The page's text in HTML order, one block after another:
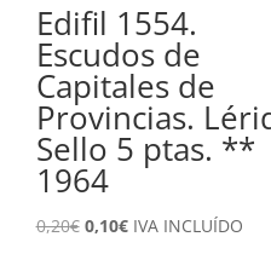
Edifil 1554.
Escudos de
Capitales de
Provincias.
Sello 5 ptas. **
1964
0,20€ El
0,10€ElIVA INCLUÍDO